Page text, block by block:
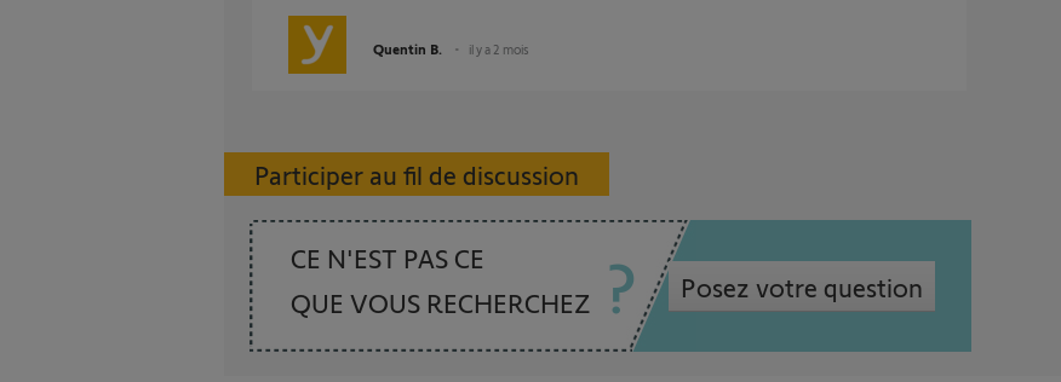
Quentin B. il y a 2 mois
Participer au fil de discussion
CE N'EST PAS CE
QUE VOUS RECHERCHEZ
Posez votre question